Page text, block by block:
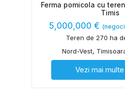
Ferma pomicola cu
Timis
5,000,000 €
Teren de 270 ha
Nord-Vest,
Vezi mai